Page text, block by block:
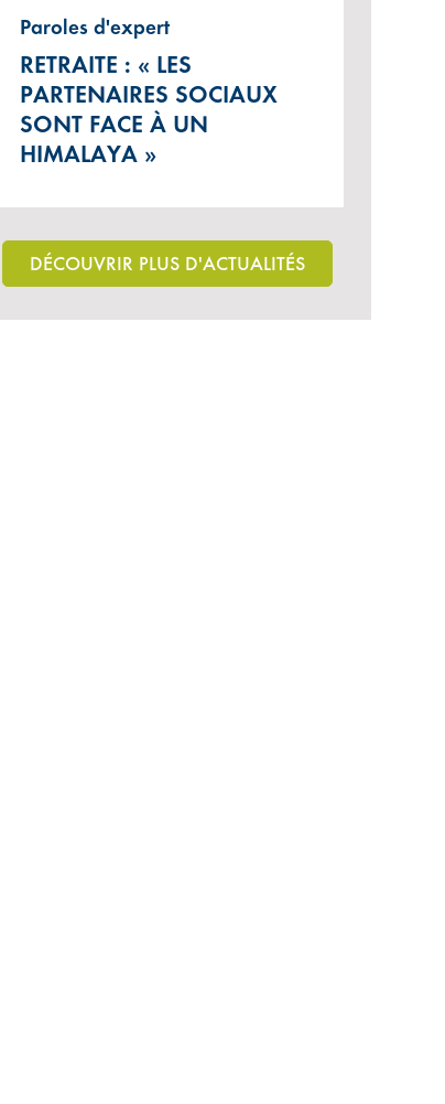
Paroles d'expert
RETRAITE : « LES
PARTENAIRES SOCIAUX
SONT FACE À UN
HIMALAYA »
DÉCOUVRIR PLUS D'ACTUALITÉS